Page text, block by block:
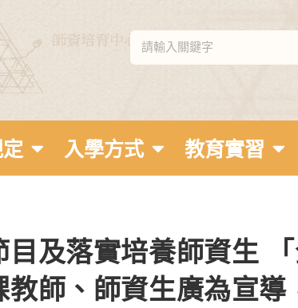
入學方式 教育實習
及落實培養師資生
師、師資生廣為宣導